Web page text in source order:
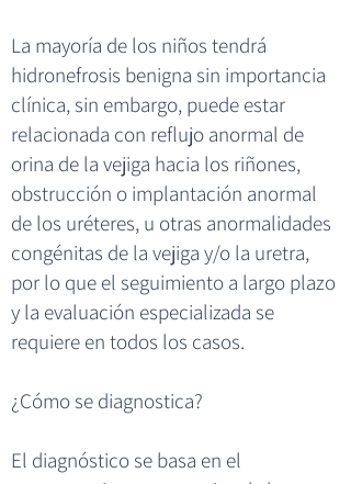
La mayoría de los niños tendrá
hidronefrosis benigna sin importancia
clínica, sin embargo, puede estar
relacionada con reflujo anormal de
orina de la vejiga hacia los riñones,
obstrucción o implantación anormal
de los uréteres, u otras anormalidades
congénitas de la vejiga y/o la uretra,
por lo que el seguimiento a largo plazo
y la evaluación especializada se
requiere en todos los casos.
¿Cómo se diagnostica?
El diagnóstico se basa en el